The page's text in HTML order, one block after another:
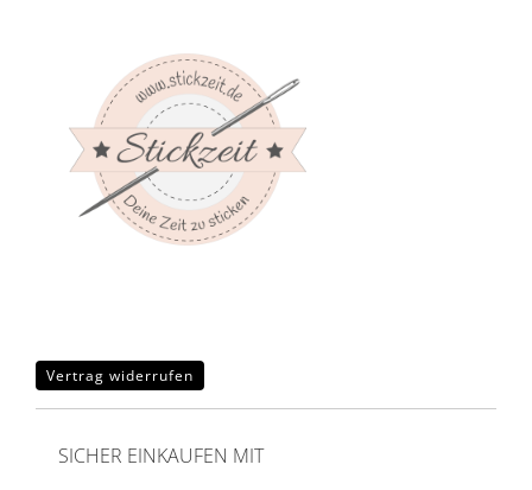
Vertrag widerrufen
SICHER EINKAUFEN MIT